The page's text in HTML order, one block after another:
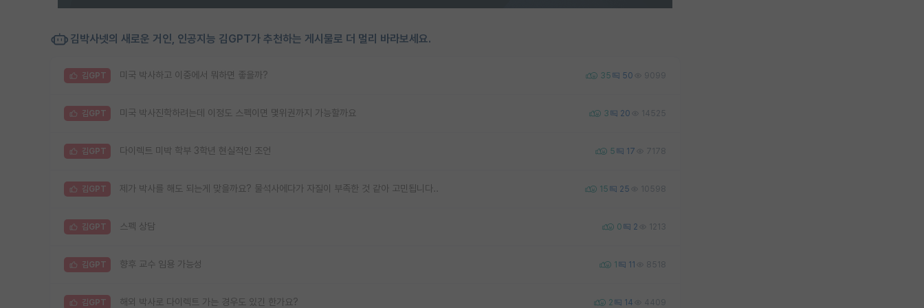
김박사넷의 새로운 거인, 인공지능 김GPT가 추천하는 게시물로 더 멀리 바라보세요.
김GPT 미국 박사하고 이중에서 뭐하면 좋을까? 35 50 9099
김GPT 미국 박사진학하려는데 이정도 스펙이면 몇위권까지 가능할까요 3 20 14525
김GPT 다이렉트 미박 학부 3학년 현실적인 조언 5 17 7178
김GPT 제가 박사를 해도 되는게 맞을까요? 물석사에다가 자질이 부족한 것 같아 고민됩니다.. 15 25 10598
김GPT 스펙 상담 0 2 1213
김GPT 향후 교수 임용 가능성 1 11 8518
김GPT 해외 박사로 다이렉트 가는 경우도 있긴 한가요? 2 14 4409